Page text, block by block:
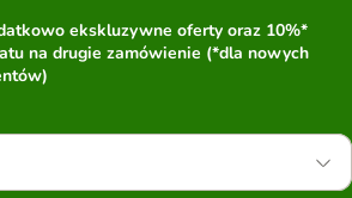
ekskluzywne oferty oraz 10%*
na drugie zamówienie (*dla nowych